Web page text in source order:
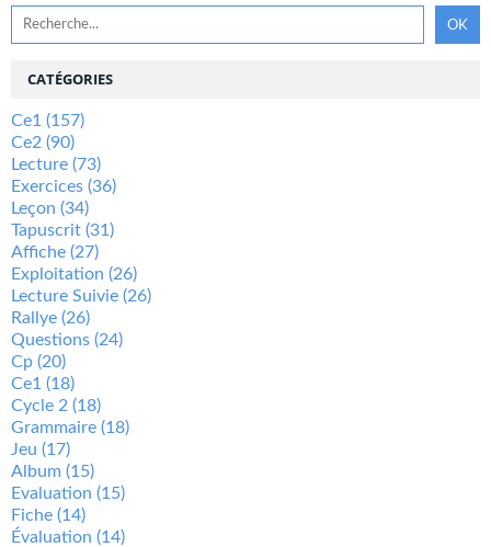
CATÉGORIES
Ce1 (157)
Ce2 (90)
Lecture (73)
Exercices (36)
Leçon (34)
Tapuscrit (31)
Affiche (27)
Exploitation (26)
Lecture Suivie (26)
Rallye (26)
Questions (24)
Cp (20)
Ce1 (18)
Cycle 2 (18)
Grammaire (18)
Jeu (17)
Album (15)
Evaluation (15)
Fiche (14)
Évaluation (14)